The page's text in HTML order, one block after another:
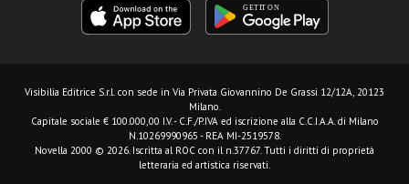
Visibilia Editrice S.r.l. con sede in Via Privata Giovannino De Grassi 12/12A, 20123
Milano.
Capitale sociale € 100.000,00 I.V. - C.F./P.IVA ed iscrizione alla C.C.I.A.A. di Milano
N.10269990965 - REA MI-2519578.
Novella 2000 © 2026. Iscritta al ROC con il n.37767. Tutti i diritti di proprietà
letteraria ed artistica riservati.